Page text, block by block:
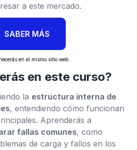
a este mercado.
SABER MÁS
en el mismo sitio web.
en este curso?
la estructura interna de
, entendiendo cómo funcionan
Aprenderás a
fallas comunes, como
de carga y fallos en los